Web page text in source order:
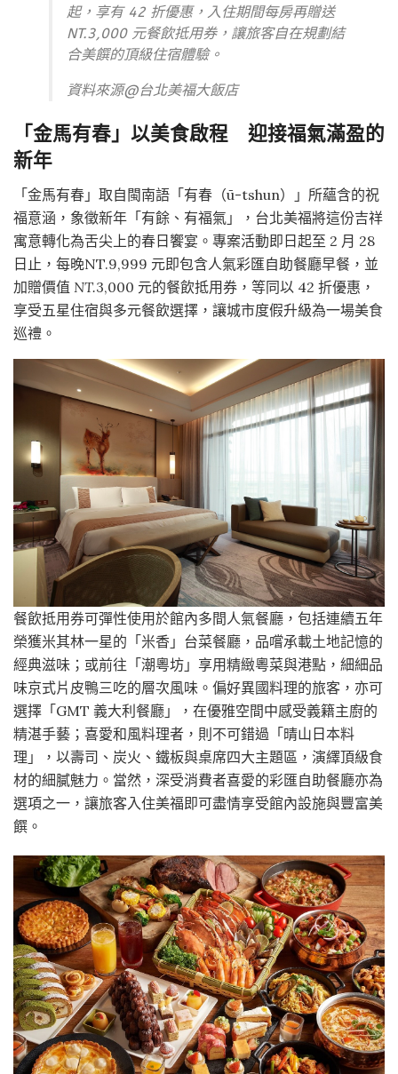
起，享有 42 折優惠，入住期間每房再贈送
NT.3,000 元餐飲抵用券，讓旅客自在規劃結
合美饌的頂級住宿體驗。
資料來源@台北美福大飯店
「金馬有春」以美食啟程 迎接福氣滿盈的
新年
「金馬有春」取自閩南語「有春（ū-tshun）」所蘊含的祝
福意涵，象徵新年「有餘、有福氣」，台北美福將這份吉祥
寓意轉化為舌尖上的春日饗宴。專案活動即日起至 2 月 28
日止，每晚NT.9,999 元即包含人氣彩匯自助餐廳早餐，並
加贈價值 NT.3,000 元的餐飲抵用券，等同以 42 折優惠，
享受五星住宿與多元餐飲選擇，讓城市度假升級為一場美食
巡禮。
餐飲抵用券可彈性使用於館內多間人氣餐廳，包括連續五年
榮獲米其林一星的「米香」台菜餐廳，品嚐承載土地記憶的
經典滋味；或前往「潮粵坊」享用精緻粵菜與港點，細細品
味京式片皮鴨三吃的層次風味。偏好異國料理的旅客，亦可
選擇「GMT 義大利餐廳」，在優雅空間中感受義籍主廚的
精湛手藝；喜愛和風料理者，則不可錯過「晴山日本料
理」，以壽司、炭火、鐵板與桌席四大主題區，演繹頂級食
材的細膩魅力。當然，深受消費者喜愛的彩匯自助餐廳亦為
選項之一，讓旅客入住美福即可盡情享受館內設施與豐富美
饌。